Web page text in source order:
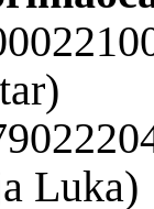
Luka)